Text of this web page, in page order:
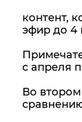
контент,
эфир до 4
с апреля
Во втором